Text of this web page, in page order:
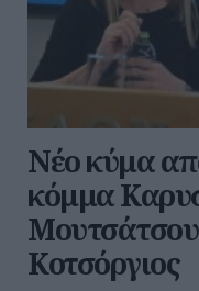
Νέο κύμα
κόμμα
Κοτσόργιος